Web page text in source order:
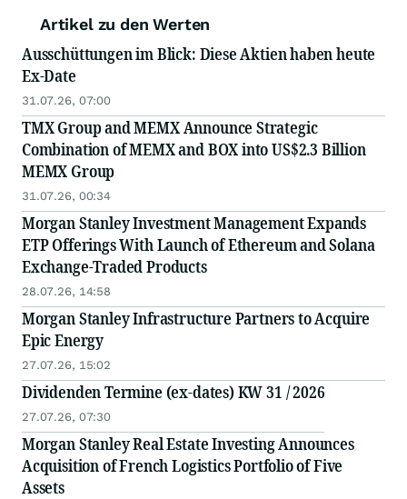
Artikel zu den Werten
Ausschüttungen im Blick: Diese Aktien haben heute
Ex-Date
31.07.26, 07:00
TMX Group and MEMX Announce Strategic
Combination of MEMX and BOX into US$2.3 Billion
MEMX Group
31.07.26, 00:34
Morgan Stanley Investment Management Expands
ETP Offerings With Launch of Ethereum and Solana
Exchange-Traded Products
28.07.26, 14:58
Morgan Stanley Infrastructure Partners to Acquire
Epic Energy
27.07.26, 15:02
Dividenden Termine (ex-dates) KW 31 / 2026
27.07.26, 07:30
Morgan Stanley Real Estate Investing Announces
Acquisition of French Logistics Portfolio of Five
Assets